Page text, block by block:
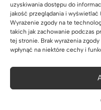
uzyskiwania dostępu do
jakość przeglądania i
Wyrażenie zgody na te
takich jak zachowanie podczas
tej stronie. Brak wyrażenia
wpłynąć na niektóre cechy i
prawo do odstąpienia
może zostać wyłączone
cyfrowych. Akceptując
przed upływem 14-
zgodę na
przyjmuje do
od umowy z momentem
dostarczenia klucza,